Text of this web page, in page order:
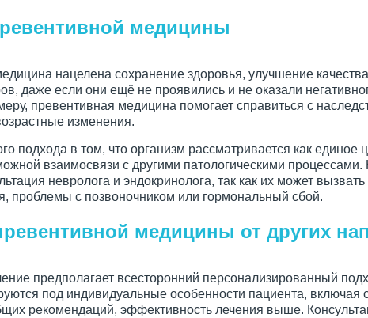
медицины
нацелена сохранение здоровья, улучшение
даже если они ещё не проявились и не оказали
превентивная медицина помогает справиться с
изменения.
подхода в том, что организм рассматривается как
взаимосвязи с другими патологическими
невролога и эндокринолога, так как их может
проблемы с позвоночником или гормональный сбой.
медицины от других
предполагает всесторонний персонализированный
под индивидуальные особенности пациента, включая
рекомендаций, эффективность лечения выше.